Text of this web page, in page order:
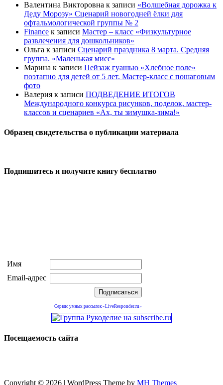
Валентина Викторовна к записи «Волшебная дорожка к
Деду Морозу» Сценарий новогодней ёлки для
офтальмологической группы № 2
Finance к записи Мастер – класс «Физкультурное
развлечения для дошкольников»
Ольга к записи Сценарий праздника 8 марта. Средняя
группа. «Маленькая мисс»
Марина к записи Пейзаж гуашью «Хлебное поле»
поэтапно для детей от 5 лет. Мастер-класс с пошаговым
фото
Валерия к записи ПОДВЕДЕНИЕ ИТОГОВ
Международного конкурса рисунков, поделок, мастер-
классов и сценариев «Ах, ты зимушка-зима!»
Образец свидетельства о публикации материала
Подпишитесь и получите книгу бесплатно
Имя
Email-адрес
Сервис умных рассылок «LiveResponder.ru»
Посещаемость сайта
Copyright © 2026 | WordPress Theme by MH Themes